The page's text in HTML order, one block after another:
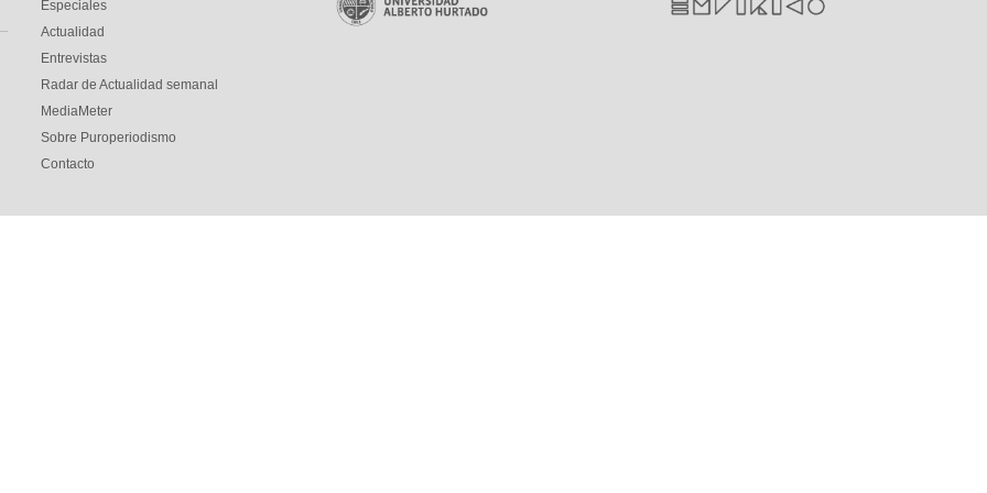
Especiales
Actualidad
Entrevistas
Radar de Actualidad semanal
MediaMeter
Sobre Puroperiodismo
Contacto